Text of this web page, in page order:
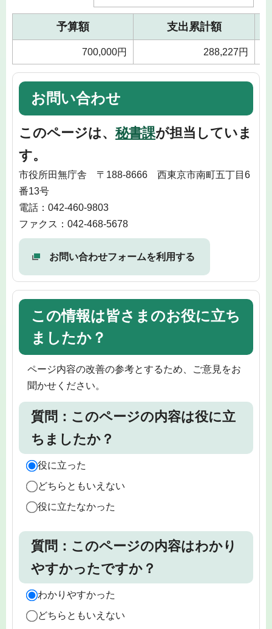
予算額 支出累計額
700,000円 288,227円
お問い合わせ
このページは、 秘書課が担当していま
す。
市役所田無庁舎 〒188-8666 西東京市南町五丁目6
番13号
電話：042-460-9803
ファクス：042-468-5678
お問い合わせフォームを利用する
この情報は皆さまのお役に立ち
ましたか？
ページ内容の改善の参考とするため、ご意見をお
聞かせください。
質問：このページの内容は役に立
ちましたか？
役に立った
どちらともいえない
役に立たなかった
質問：このページの内容はわかり
やすかったですか？
わかりやすかった
どちらともいえない